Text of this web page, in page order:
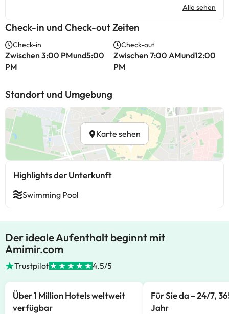
Alle sehen
Check-in und Check-out Zeiten
Check-in
Zwischen 3:00 PMund5:00
PM
Check-out
Zwischen 7:00 AMund12:00
PM
Standort und Umgebung
Karte sehen
Highlights der Unterkunft
Swimming Pool
Der ideale Aufenthalt beginnt mit
Amimir.com
Trustpilot 4.5/5
Über 1 Million Hotels weltweit
verfügbar
Für Sie da – 24/7,
Jahr